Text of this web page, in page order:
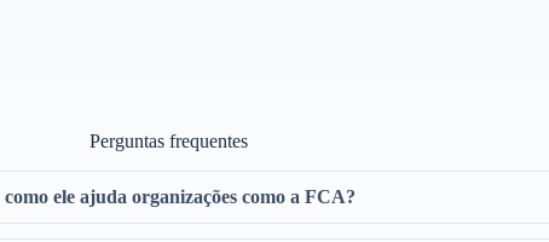
Perguntas frequentes
ele ajuda organizações como a FCA?